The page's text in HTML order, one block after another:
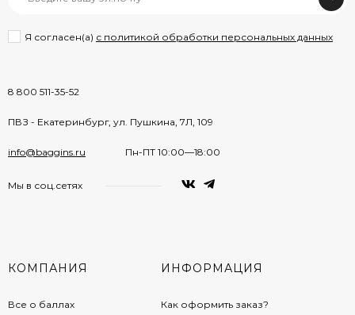
Я согласен(a) с политикой обработки персональных данных
8 800 511-35-52
ПВЗ - Екатеринбург, ул. Пушкина, 7Л, 109
info@baggins.ru Пн-ПТ 10:00—18:00
Мы в соц.сетях
КОМПАНИЯ
Все о баллах
ИНФОРМАЦИЯ
Как оформить заказ?